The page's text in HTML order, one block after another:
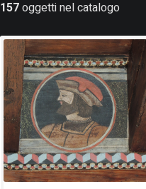
157oggetti nel catalogo